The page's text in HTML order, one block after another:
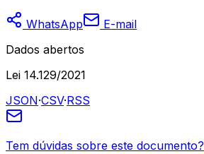
WhatsApp
E-mail
Dados abertos
Lei 14.129/2021
JSON·CSV·RSS
Tem dúvidas sobre este documento?